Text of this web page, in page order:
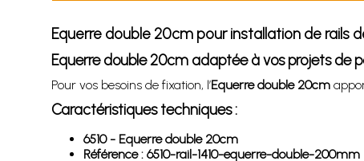
Equerre double 20cm pour installation de rails
Equerre double 20cm adaptée à vos projets de
Pour vos besoins de fixation, l’Equerre double 20cm
Caractéristiques techniques :
6510 - Equerre double 20cm
Référence : 6510-rail-1410-equerre-double-200mm